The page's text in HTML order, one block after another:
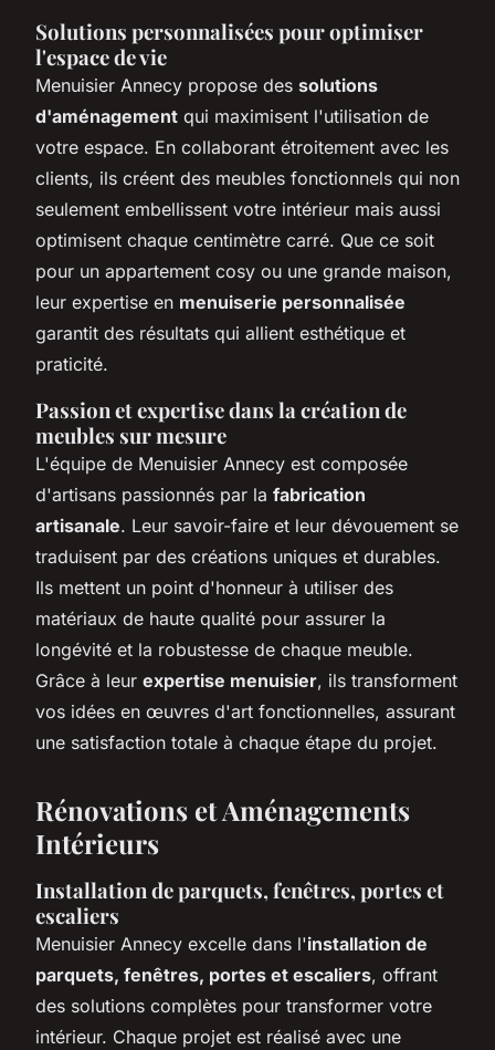
Solutions personnalisées pour optimiser
l'espace de vie
Menuisier Annecy propose des solutions
d'aménagement qui maximisent l'utilisation de
votre espace. En collaborant étroitement avec les
clients, ils créent des meubles fonctionnels qui non
seulement embellissent votre intérieur mais aussi
optimisent chaque centimètre carré. Que ce soit
pour un appartement cosy ou une grande maison,
leur expertise en menuiserie personnalisée
garantit des résultats qui allient esthétique et
praticité.
Passion et expertise dans la création de
meubles sur mesure
L'équipe de Menuisier Annecy est composée
d'artisans passionnés par la fabrication
artisanale. Leur savoir-faire et leur dévouement se
traduisent par des créations uniques et durables.
Ils mettent un point d'honneur à utiliser des
matériaux de haute qualité pour assurer la
longévité et la robustesse de chaque meuble.
Grâce à leur expertise menuisier, ils transforment
vos idées en œuvres d'art fonctionnelles, assurant
une satisfaction totale à chaque étape du projet.
Rénovations et Aménagements
Intérieurs
Installation de parquets, fenêtres, portes et
escaliers
Menuisier Annecy excelle dans l'installation de
parquets, fenêtres, portes et escaliers, offrant
des solutions complètes pour transformer votre
intérieur. Chaque projet est réalisé avec une